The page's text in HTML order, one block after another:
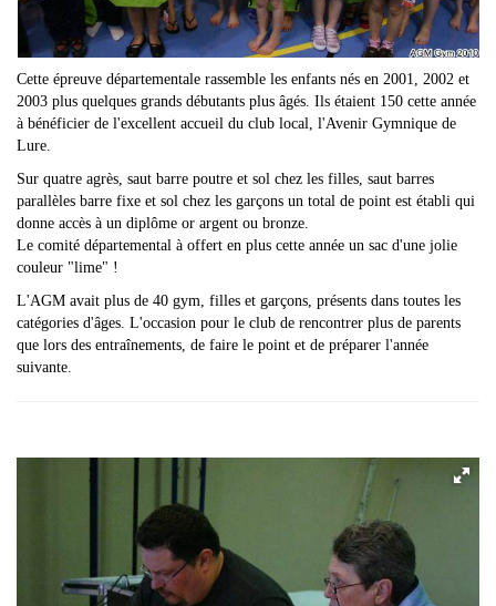
Cette épreuve départementale rassemble les enfants nés en 2001, 2002 et
2003 plus quelques grands débutants plus âgés. Ils étaient 150 cette année
à bénéficier de l'excellent accueil du club local, l'Avenir Gymnique de
Lure.
Sur quatre agrès, saut barre poutre et sol chez les filles, saut barres
parallèles barre fixe et sol chez les garçons un total de point est établi qui
donne accès à un diplôme or argent ou bronze.
Le comité départemental à offert en plus cette année un sac d'une jolie
couleur "lime" !
L'AGM avait plus de 40 gym, filles et garçons, présents dans toutes les
catégories d'âges. L'occasion pour le club de rencontrer plus de parents
que lors des entraînements, de faire le point et de préparer l'année
suivante.